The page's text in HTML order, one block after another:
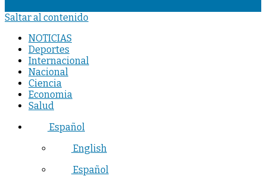
Saltar al contenido
NOTICIAS
Deportes
Internacional
Nacional
Ciencia
Economia
Salud
Español
English
Español